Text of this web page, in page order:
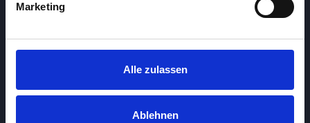
Marketing
Alle zulassen
Ablehnen
ÜberInvestspiel